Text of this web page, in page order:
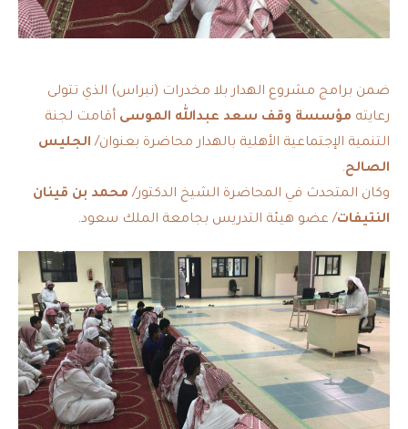
ضمن برامج مشروع الهدار بلا مخدرات (نبراس) الذي تتولى
رعايته مؤسسة وقف سعد عبدالله الموسى أقامت لجنة
التنمية الإجتماعية الأهلية بالهدار محاضرة بعنوان/ الجليس
الصالح.
وكان المتحدث في المحاضرة الشيخ الدكتور/ محمد بن قينان
النتيفات/ عضو هيئة التدريس بجامعة الملك سعود.